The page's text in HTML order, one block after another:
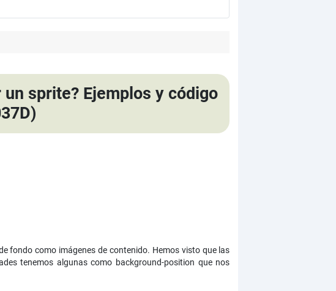
sprite? Ejemplos y código
fondo como imágenes de contenido. Hemos visto que las
tenemos algunas como background-position que nos